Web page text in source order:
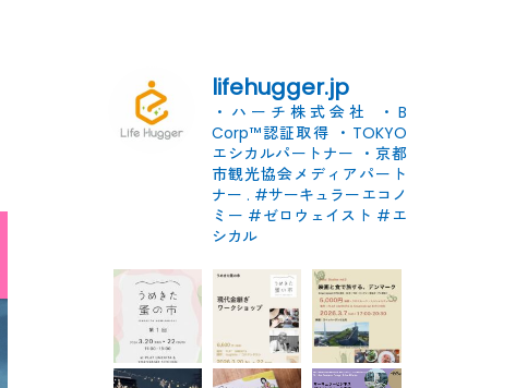
lifehugger.jp
・ハーチ株式会社
・B
Corp™認証取得 ・TOKYO
エシカルパートナー ・京都
市観光協会メディアパート
ナー . #サーキュラーエコノ
ミー #ゼロウェイスト #エ
シカル